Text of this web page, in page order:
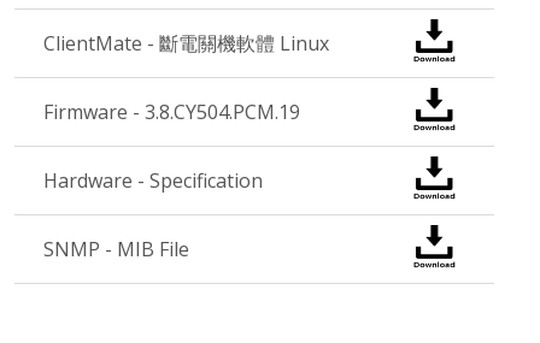
ClientMate - 斷電關機軟體 Linux
Firmware - 3.8.CY504.PCM.19
Hardware - Specification
SNMP - MIB File